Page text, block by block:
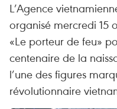
L’Agence
organisé mercredi 15
«Le porteur de feu»
centenaire de la
l’une des figures
révolutionnaire